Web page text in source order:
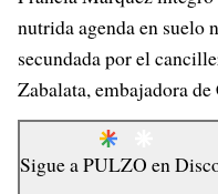
nutrida agenda en suelo
secundada por el
Zabalata, embajadora
Sigue aPULZO en